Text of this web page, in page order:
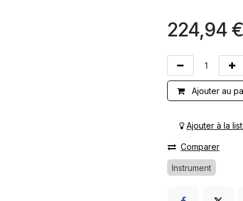
224,94 €
Ajouter au
Ajouter à la
Comparer
Instrument